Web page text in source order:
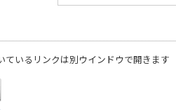
ているリンクは別ウインドウで開きます